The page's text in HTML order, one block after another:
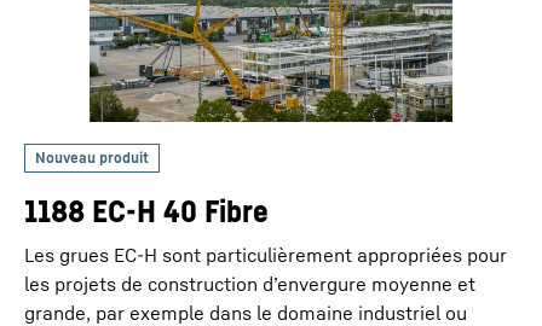
1188 EC-H 40 Fibre
Les grues EC-H sont particulièrement appropriées pour
les projets de construction d’envergure moyenne et
grande, par exemple dans le domaine industriel ou